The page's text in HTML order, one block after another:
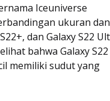
Iceuniverse
ukuran dan
dan Galaxy S22
bahwa Galaxy S22
memiliki sudut yang